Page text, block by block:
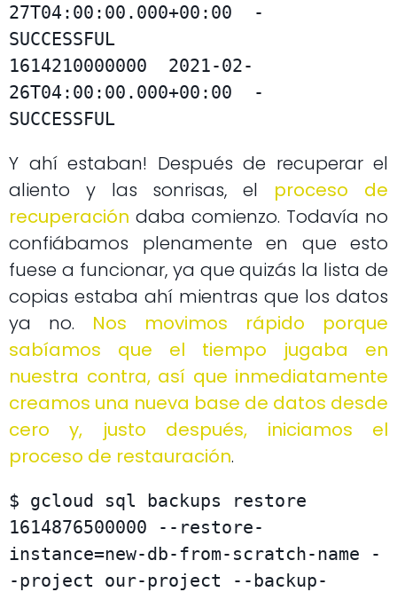
27T04:00:00.000+00:00  -
SUCCESSFUL
1614210000000  2021-02-
26T04:00:00.000+00:00  -
SUCCESSFUL
Y ahí estaban! Después de recuperar el
aliento y las sonrisas, el proceso de
recuperación daba comienzo. Todavía no
confiábamos plenamente en que esto
fuese a funcionar, ya que quizás la lista de
copias estaba ahí mientras que los datos
ya no. Nos movimos rápido porque
sabíamos que el tiempo jugaba en
nuestra contra, así que inmediatamente
creamos una nueva base de datos desde
cero y, justo después, iniciamos el
proceso de restauración.
$ gcloud sql backups restore
1614876500000 --restore-
instance=new-db-from-scratch-name -
-project our-project --backup-